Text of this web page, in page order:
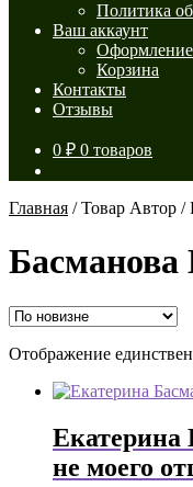
Политика
Ваш аккаунт
Оформление
Корзина
Контакты
Отзывы
0 ₽ 0 товаров
Главная /Товар Автор /
Басманова
Отображение
не моего